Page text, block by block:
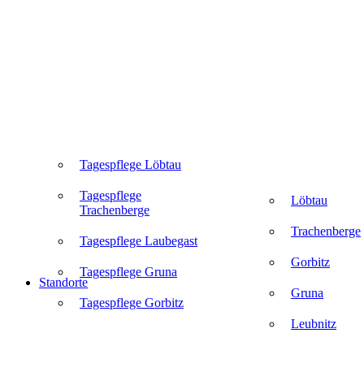
Tagespflege Löbtau
Tagespflege
Trachenberge
Tagespflege Laubegast
Tagespflege Gruna
Tagespflege Gorbitz
Löbtau
Trachenberge
Gorbitz
Gruna
Leubnitz
Standorte